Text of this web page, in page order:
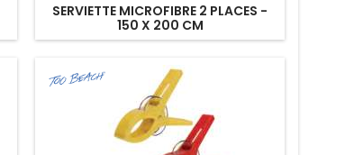
SERVIETTE MICROFIBRE 2 PLACES -
150 X 200 CM